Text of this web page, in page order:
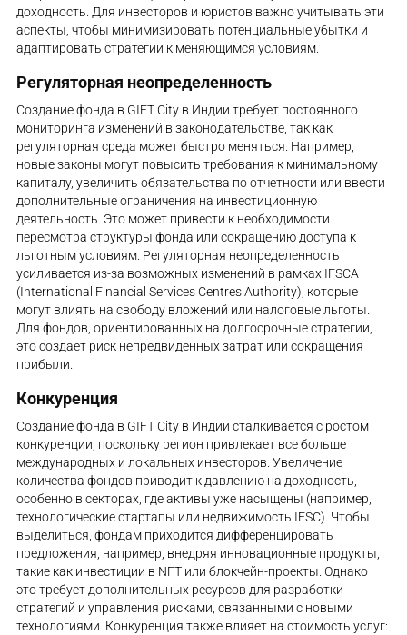
доходность. Для инвесторов и юристов важно учитывать эти
аспекты, чтобы минимизировать потенциальные убытки и
адаптировать стратегии к меняющимся условиям.
Регуляторная неопределенность
Создание фонда в GIFT City в Индии требует постоянного
мониторинга изменений в законодательстве, так как
регуляторная среда может быстро меняться. Например,
новые законы могут повысить требования к минимальному
капиталу, увеличить обязательства по отчетности или ввести
дополнительные ограничения на инвестиционную
деятельность. Это может привести к необходимости
пересмотра структуры фонда или сокращению доступа к
льготным условиям. Регуляторная неопределенность
усиливается из-за возможных изменений в рамках IFSCA
(International Financial Services Centres Authority), которые
могут влиять на свободу вложений или налоговые льготы.
Для фондов, ориентированных на долгосрочные стратегии,
это создает риск непредвиденных затрат или сокращения
прибыли.
Конкуренция
Создание фонда в GIFT City в Индии сталкивается с ростом
конкуренции, поскольку регион привлекает все больше
международных и локальных инвесторов. Увеличение
количества фондов приводит к давлению на доходность,
особенно в секторах, где активы уже насыщены (например,
технологические стартапы или недвижимость IFSC). Чтобы
выделиться, фондам приходится дифференцировать
предложения, например, внедряя инновационные продукты,
такие как инвестиции в NFT или блокчейн-проекты. Однако
это требует дополнительных ресурсов для разработки
стратегий и управления рисками, связанными с новыми
технологиями. Конкуренция также влияет на стоимость услуг: